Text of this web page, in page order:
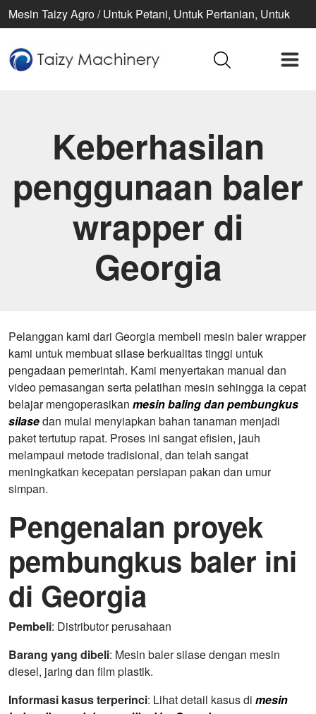
Mesin Taizy Agro / Untuk Petani, Untuk Pertanian, Untuk
Keberhasilan
penggunaan baler
wrapper di
Georgia
Pelanggan kami dari Georgia membeli mesin baler wrapper
kami untuk membuat silase berkualitas tinggi untuk
pengadaan pemerintah. Kami menyertakan manual dan
video pemasangan serta pelatihan mesin sehingga ia cepat
belajar mengoperasikan mesin baling dan pembungkus
silasedan mulai menyiapkan bahan tanaman menjadi
paket tertutup rapat. Proses ini sangat efisien, jauh
melampaui metode tradisional, dan telah sangat
meningkatkan kecepatan persiapan pakan dan umur
simpan.
Pengenalan proyek
pembungkus baler ini
di Georgia
Pembeli: Distributor perusahaan
Barang yang dibeli: Mesin baler silase dengan mesin
diesel, jaring dan film plastik.
Informasi kasus terperinci: Lihat detail kasus di mesin